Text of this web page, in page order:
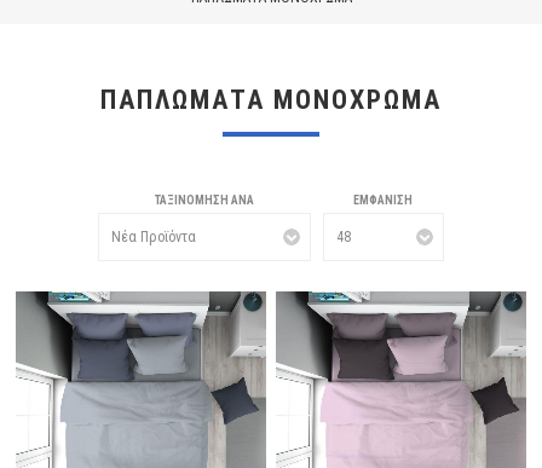
ΠΑΠΛΩΜΑΤΑ ΜΟΝΟΧΡΩΜΑ
ΤΑΞΙΝΌΜΗΣΗ ΑΝΆ ΕΜΦΆΝΙΣΗ